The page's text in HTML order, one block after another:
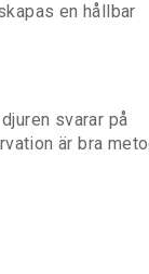
en hållbar
svarar på
är bra